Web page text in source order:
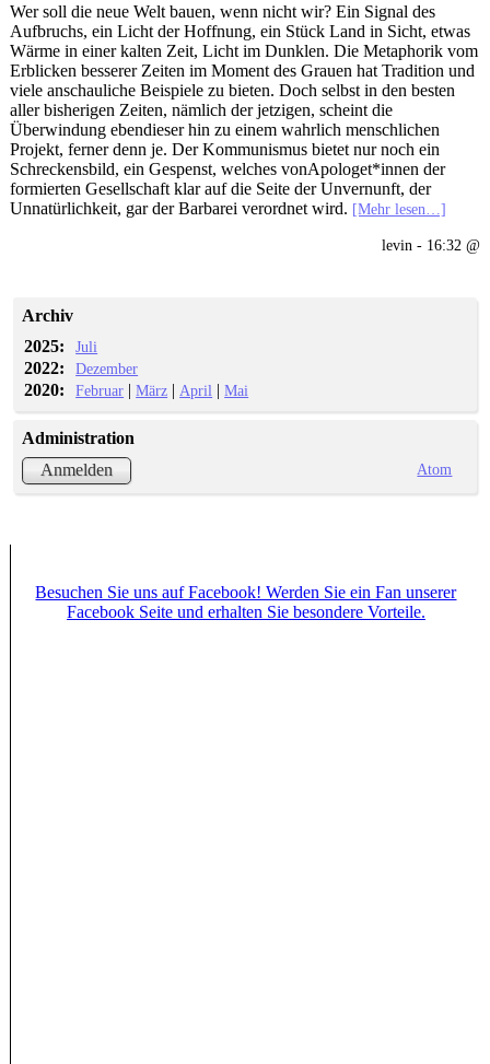
Wer soll die neue Welt bauen, wenn nicht wir? Ein Signal des
Aufbruchs, ein Licht der Hoffnung, ein Stück Land in Sicht, etwas
Wärme in einer kalten Zeit, Licht im Dunklen. Die Metaphorik vom
Erblicken besserer Zeiten im Moment des Grauen hat Tradition und
viele anschauliche Beispiele zu bieten. Doch selbst in den besten
aller bisherigen Zeiten, nämlich der jetzigen, scheint die
Überwindung ebendieser hin zu einem wahrlich menschlichen
Projekt, ferner denn je. Der Kommunismus bietet nur noch ein
Schreckensbild, ein Gespenst, welches vonApologet*innen der
formierten Gesellschaft klar auf die Seite der Unvernunft, der
Unnatürlichkeit, gar der Barbarei verordnet wird. [Mehr lesen…]
levin - 16:32 @
Archiv
2025:
Juli
2022: Dezember
2020: Februar |März | April |Mai
Administration
Anmelden
Atom
Besuchen Sie uns auf Facebook! Werden Sie ein Fan unserer
Facebook Seite und erhalten Sie besondere Vorteile.